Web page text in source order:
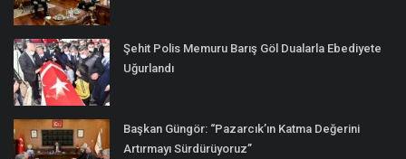
Şehit Polis Memuru Barış Göl Dualarla Ebediyete
Uğurlandı
Başkan Güngör: “Pazarcık’ın Katma Değerini
Artırmayı Sürdürüyoruz”